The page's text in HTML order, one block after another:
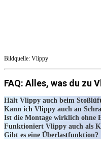
Bildquelle: Vlippy
FAQ: Alles, was du zu
Hält Vlippy auch beim
Kann ich Vlippy auch an
Ist die Montage wirklich ohne
Funktioniert Vlippy auch als
Gibt es eine Überlastfunktion?